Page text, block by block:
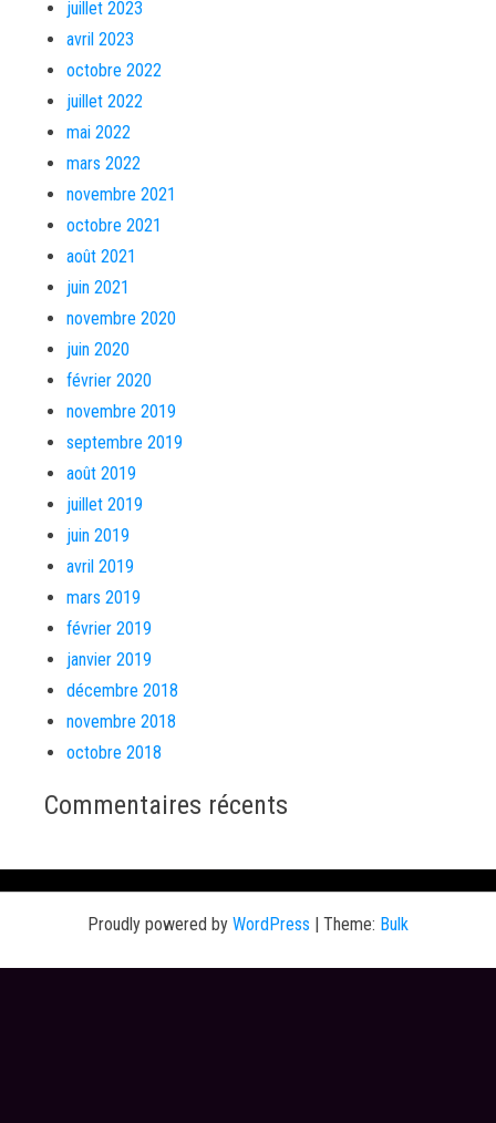
juillet 2023
avril 2023
octobre 2022
juillet 2022
mai 2022
mars 2022
novembre 2021
octobre 2021
août 2021
juin 2021
novembre 2020
juin 2020
février 2020
novembre 2019
septembre 2019
août 2019
juillet 2019
juin 2019
avril 2019
mars 2019
février 2019
janvier 2019
décembre 2018
novembre 2018
octobre 2018
Commentaires récents
Proudly powered by WordPress | Theme: Bulk